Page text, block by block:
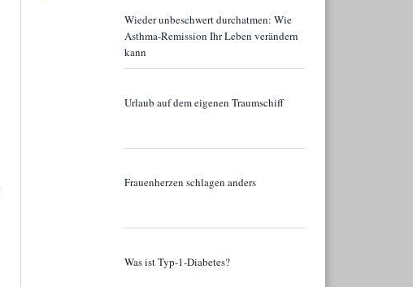
Wieder unbeschwert durchatmen: Wie
Asthma-Remission Ihr Leben verändern
kann
Urlaub auf dem eigenen Traumschiff
Frauenherzen schlagen anders
Was ist Typ-1-Diabetes?